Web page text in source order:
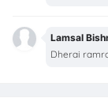
Lamsal
Dherai